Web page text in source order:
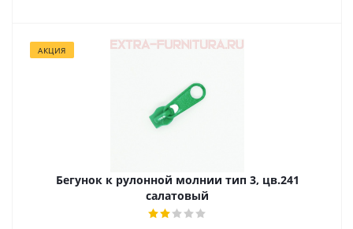
АКЦИЯ
Бегунок к рулонной молнии тип 3, цв.241
салатовый